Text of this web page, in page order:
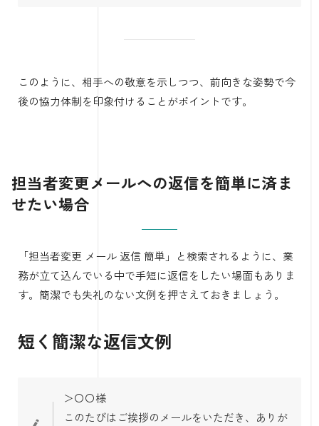
このように、相手への敬意を示しつつ、前向きな姿勢で今
後の協力体制を印象付けることがポイントです。
担当者変更メールへの返信を簡単に済ま
せたい場合
「担当者変更 メール 返信 簡単」と検索されるように、業
務が立て込んでいる中で手短に返信をしたい場面もありま
す。簡潔でも失礼のない文例を押さえておきましょう。
短く簡潔な返信文例
＞〇〇様
このたびはご挨拶のメールをいただき、ありが